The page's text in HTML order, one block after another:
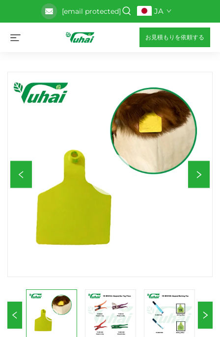
[email protected] JA
お見積もりを依頼する